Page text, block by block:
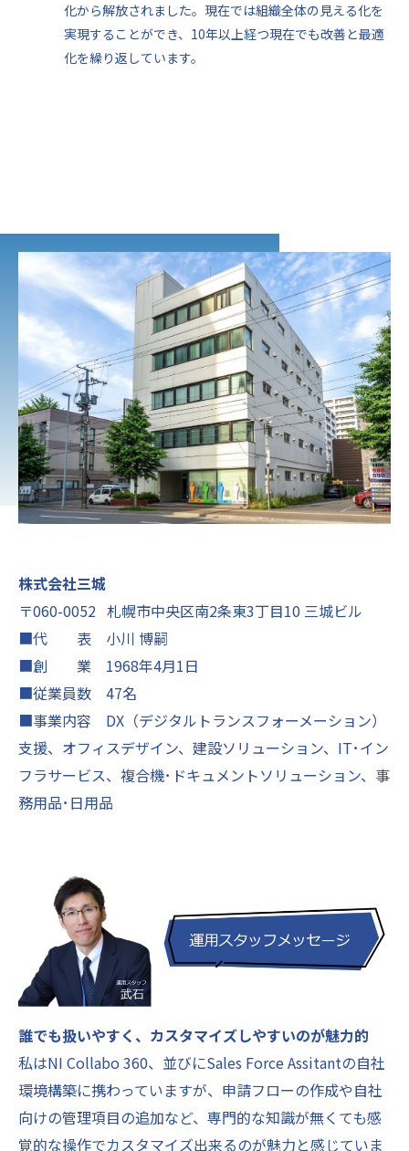
化から解放されました。現在では組織全体の見える化を
実現することができ、10年以上経つ現在でも改善と最適
化を繰り返しています。
株式会社三城
〒060-0052 札幌市中央区南2条東3丁目10 三城ビル
■代 表 小川 博嗣
■創 業 1968年4月1日
■従業員数 47名
■事業内容 DX（デジタルトランスフォーメーション）
支援、オフィスデザイン、建設ソリューション、IT･イン
フラサービス、複合機･ドキュメントソリューション、事
務用品･日用品
誰でも扱いやすく、カスタマイズしやすいのが魅力的
私はNI Collabo 360、並びにSales Force Assitantの自社
環境構築に携わっていますが、申請フローの作成や自社
向けの管理項目の追加など、専門的な知識が無くても感
覚的な操作でカスタマイズ出来るのが魅力と感じていま